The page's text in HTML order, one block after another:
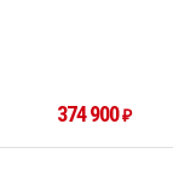
374 900₽